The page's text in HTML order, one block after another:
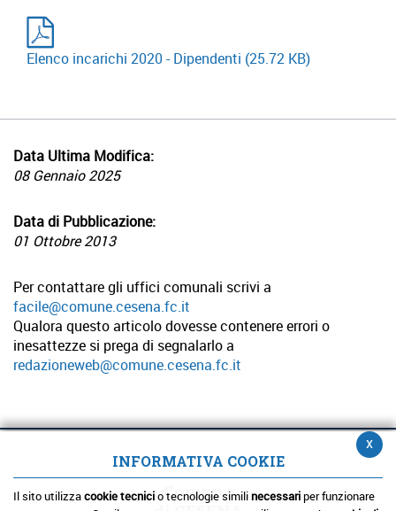
Elenco incarichi 2020 - Dipendenti (25.72 KB)
Data Ultima Modifica:
08 Gennaio 2025
Data di Pubblicazione:
01 Ottobre 2013
Per contattare gli uffici comunali scrivi a
facile@comune.cesena.fc.it
Qualora questo articolo dovesse contenere errori o
inesattezze si prega di segnalarlo a
redazioneweb@comune.cesena.fc.it
Comune
x
INFORMATIVA COOKIE
Il sito utilizzacookie tecnicio tecnologie similinecessariper funzionare